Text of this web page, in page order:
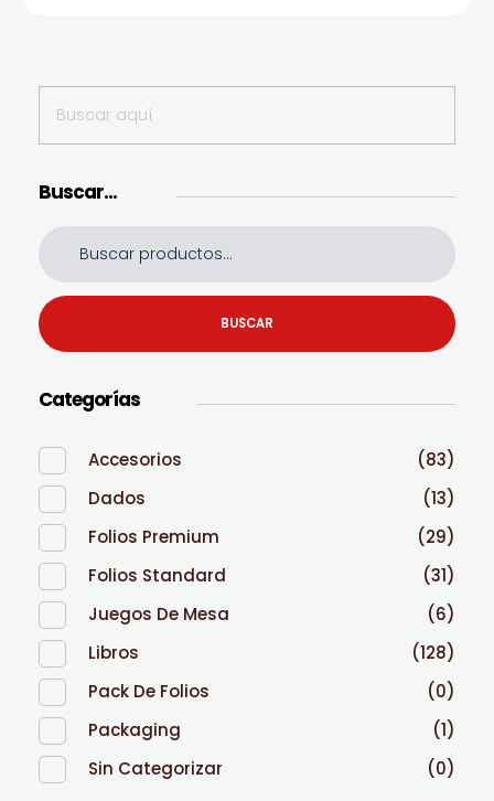
Buscar…
BUSCAR
Categorías
Accesorios
(83)
Dados
(13)
Folios Premium
(29)
Folios Standard
(31)
Juegos De Mesa
(6)
Libros
(128)
Pack De Folios
(0)
Packaging
(1)
Sin Categorizar
(0)